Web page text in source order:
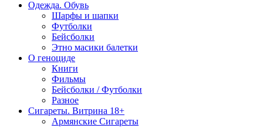
Одежда. Обувь
Шарфы и шапки
Футболки
Бейсболки
Этно масики балетки
О геноциде
Книги
Фильмы
Бейсболки / Футболки
Разное
Сигареты. Витрина 18+
Армянские Сигареты